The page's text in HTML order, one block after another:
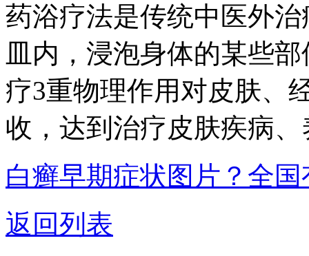
药浴疗法是传统中医外
皿内，浸泡身体的某些
疗3重物理作用对皮肤、
收，达到治疗皮肤疾病
白癣早期症状图片？全
返回列表